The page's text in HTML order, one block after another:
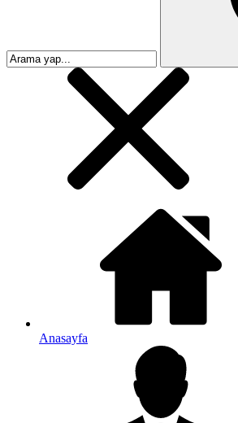
Anasayfa